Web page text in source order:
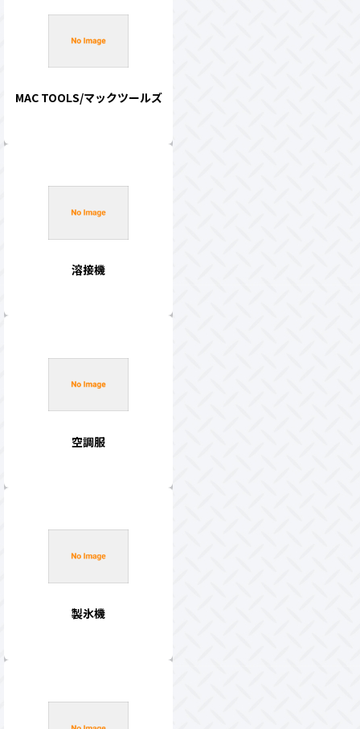
MAC TOOLS/マックツールズ
溶接機
空調服
製氷機